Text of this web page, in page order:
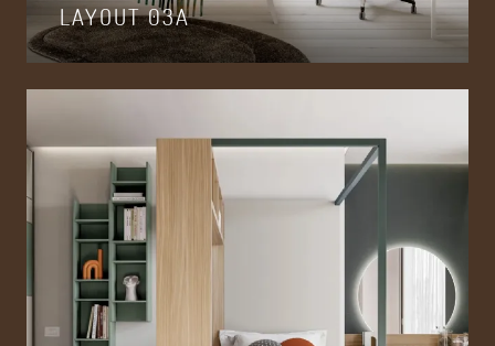
LAYOUT 03A